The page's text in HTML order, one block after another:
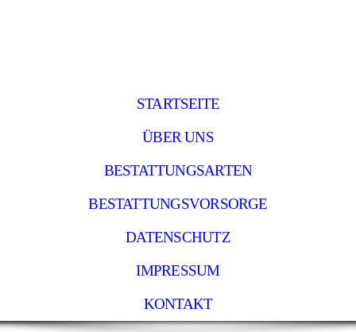
STARTSEITE
ÜBER UNS
BESTATTUNGSARTEN
BESTATTUNGSVORSORGE
DATENSCHUTZ
IMPRESSUM
KONTAKT